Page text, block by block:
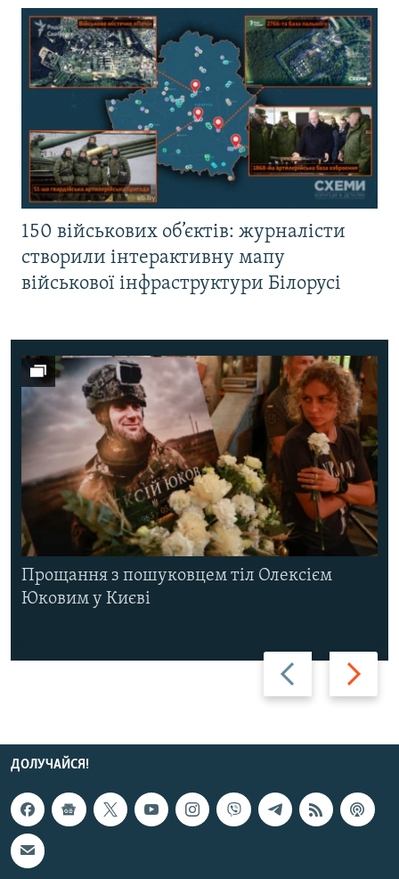
150 військових об’єктів: журналісти
створили інтерактивну мапу
військової інфраструктури Білорусі
Назад Вперед
Прощання з пошуковцем тіл Олексієм
Юковим у Києві
ДОЛУЧАЙСЯ!